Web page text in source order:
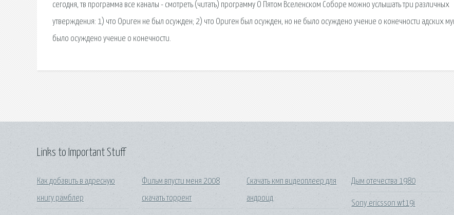
сегодня, тв программа все каналы - смотреть (читать) программу О Пятом Вселенском Соборе можно услышать три различных
утверждения: 1) что Ориген не был осужден; 2) что Ориген был осужден, но не было осуждено учение о конечности адских
было осуждено учение о конечности.
Links to Important Stuff
Как добавить в адресную
книгу рамблер
Фильм впусти меня 2008
скачать торрент
Скачать кмп видеоплеер для
андроид
Дым отечества 1980
Sony ericsson wt19i